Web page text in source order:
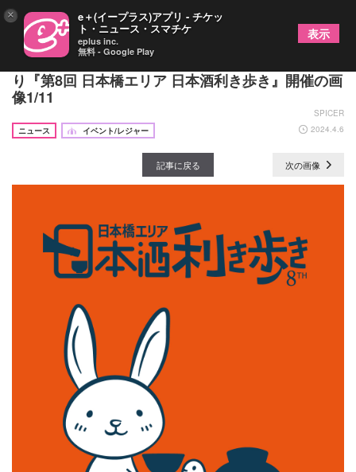
全国約50蔵の日本酒が飲み放題で味わえる 5年ぶ
り『第8回 日本橋エリア 日本酒利き歩き』開催の画
像1/11
SPICER
ニュース
イベント/レジャー 2024.4.6
記事に戻る 次の画像
× e＋(イープラス)アプリ - チケッ
ト・ニュース・スマチケ
eplus inc.
無料 - Google Play
表示